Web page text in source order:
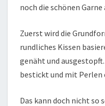
noch die schönen
Zuerst wird die
rundliches Kissen
genäht und
bestickt und mit Perlen
Das kann doch nicht so